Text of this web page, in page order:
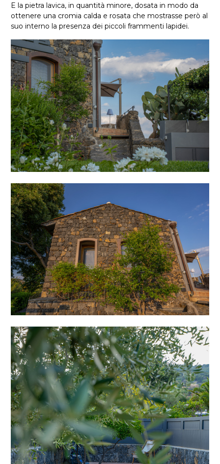
E la pietra lavica, in quantità minore, dosata in modo da
ottenere una cromia calda e rosata che mostrasse però al
suo interno la presenza dei piccoli frammenti lapidei.